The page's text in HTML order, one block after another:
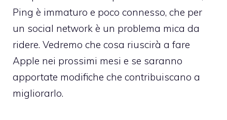
Ping è immaturo e poco connesso, che per
un social network è un problema mica da
ridere. Vedremo che cosa riuscirà a fare
Apple nei prossimi mesi e se saranno
apportate modifiche che contribuiscano a
migliorarlo.